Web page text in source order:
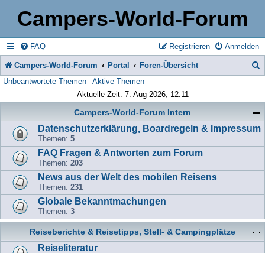
Campers-World-Forum
FAQ Anmelden
Registrieren
Campers-World-Forum Portal Foren-Übersicht
Unbeantwortete Themen
Aktive Themen
Aktuelle Zeit: 7. Aug 2026, 12:11
Campers-World-Forum Intern
Datenschutzerklärung, Boardregeln & Impressum
Themen: 5
FAQ Fragen & Antworten zum Forum
Themen: 203
News aus der Welt des mobilen Reisens
Themen: 231
Globale Bekanntmachungen
Themen: 3
Reiseberichte & Reisetipps, Stell- & Campingplätze
Reiseliteratur